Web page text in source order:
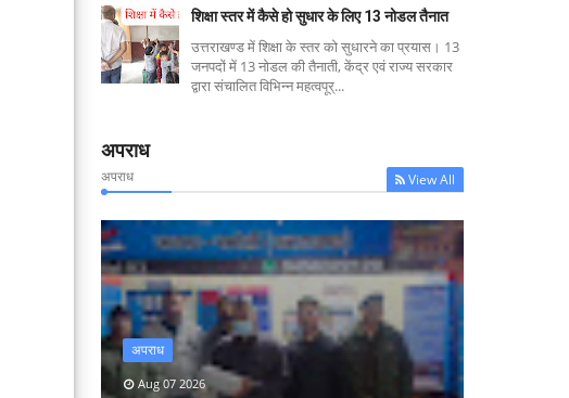
शिक्षा स्तर में कैसे हो सुधार के लिए 13 नोडल तैनात
उत्तराखण्ड में शिक्षा के स्तर को सुधारने का प्रयास। 13
जनपदों में 13 नोडल की तैनाती, केंद्र एवं राज्य सरकार
द्वारा संचालित विभिन्न महत्वपूर्...
अपराध
अपराध View All
अपराध
Aug 07 2026